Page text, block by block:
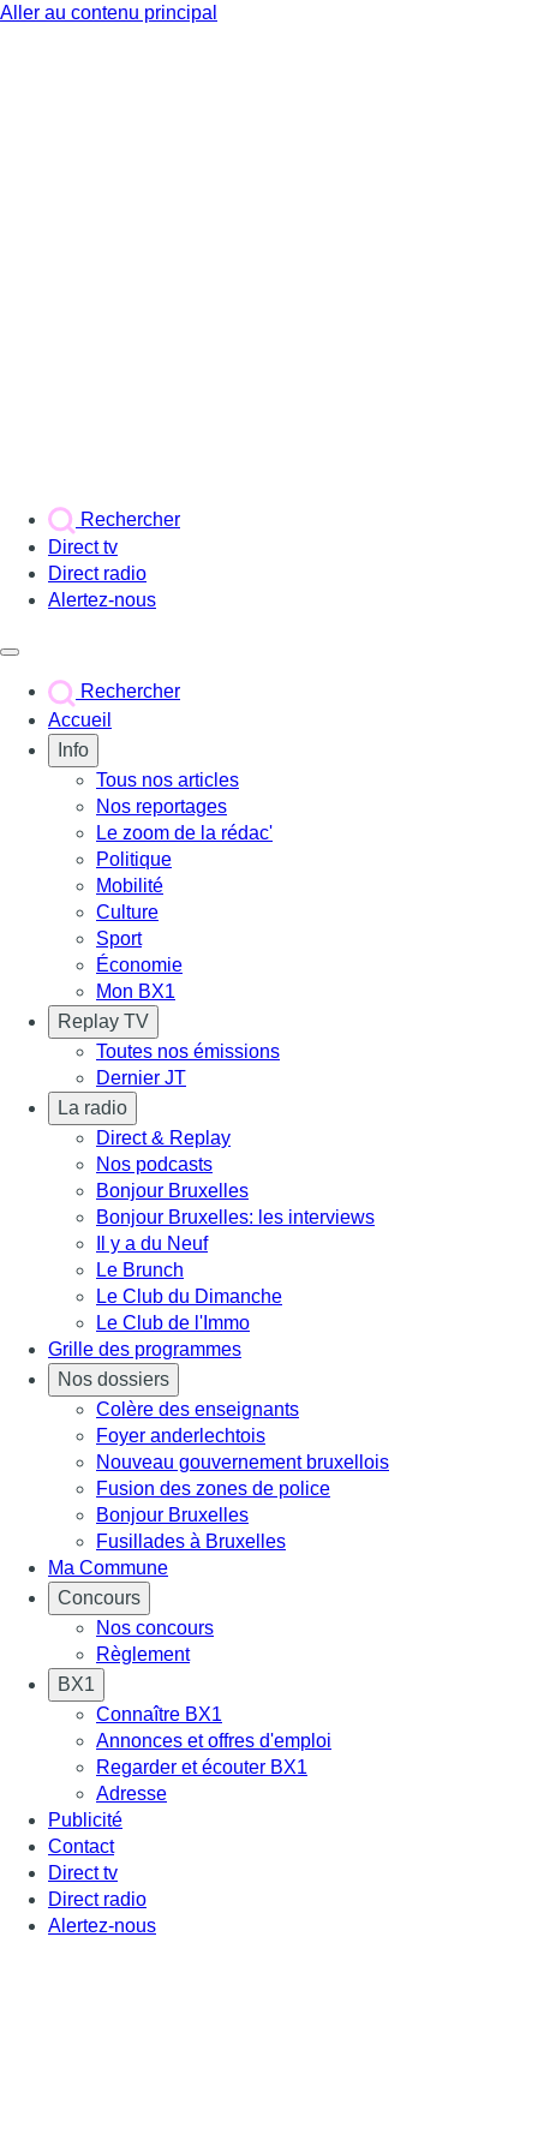
Aller au contenu principal
Rechercher
Direct tv
Direct radio
Alertez-nous
Rechercher
Accueil
Info
Tous nos articles
Nos reportages
Le zoom de la rédac'
Politique
Mobilité
Culture
Sport
Économie
Mon BX1
Replay TV
Toutes nos émissions
Dernier JT
La radio
Direct & Replay
Nos podcasts
Bonjour Bruxelles
Bonjour Bruxelles: les interviews
Il y a du Neuf
Le Brunch
Le Club du Dimanche
Le Club de l'Immo
Grille des programmes
Nos dossiers
Colère des enseignants
Foyer anderlechtois
Nouveau gouvernement bruxellois
Fusion des zones de police
Bonjour Bruxelles
Fusillades à Bruxelles
Ma Commune
Concours
Nos concours
Règlement
BX1
Connaître BX1
Annonces et offres d'emploi
Regarder et écouter BX1
Adresse
Publicité
Contact
Direct tv
Direct radio
Alertez-nous